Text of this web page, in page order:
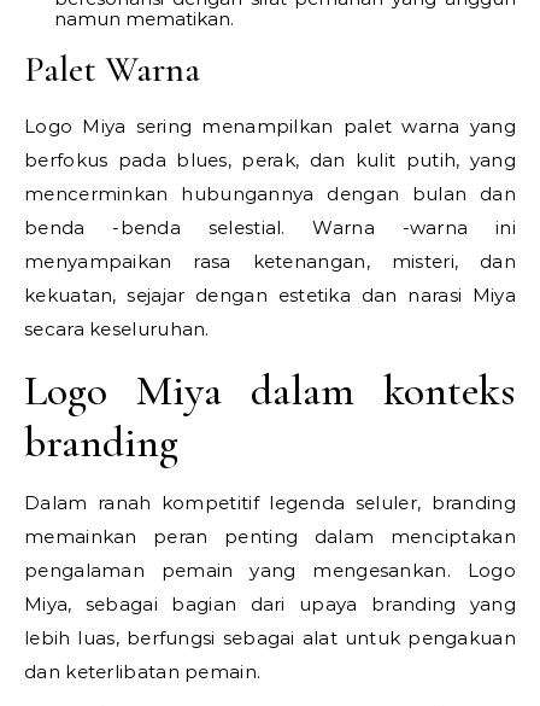
namun mematikan.
Palet Warna
Logo Miya sering menampilkan palet warna yang
berfokus pada blues, perak, dan kulit putih, yang
mencerminkan hubungannya dengan bulan dan
benda -benda selestial. Warna -warna ini
menyampaikan rasa ketenangan, misteri, dan
kekuatan, sejajar dengan estetika dan narasi Miya
secara keseluruhan.
Logo Miya dalam konteks
branding
Dalam ranah kompetitif legenda seluler, branding
memainkan peran penting dalam menciptakan
pengalaman pemain yang mengesankan. Logo
Miya, sebagai bagian dari upaya branding yang
lebih luas, berfungsi sebagai alat untuk pengakuan
dan keterlibatan pemain.